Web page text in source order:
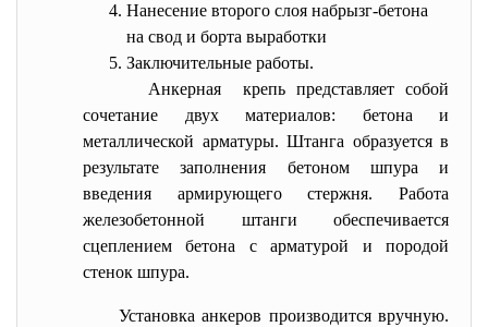
Нанесение второго слоя набрызг-бетона
на свод и борта выработки
Заключительные работы.
Анкерная крепь представляет собой
сочетание двух материалов: бетона и
металлической арматуры. Штанга образуется в
результате заполнения бетоном шпура и
введения армирующего стержня. Работа
железобетонной штанги обеспечивается
сцеплением бетона с арматурой и породой
стенок шпура.
Установка анкеров производится вручную.